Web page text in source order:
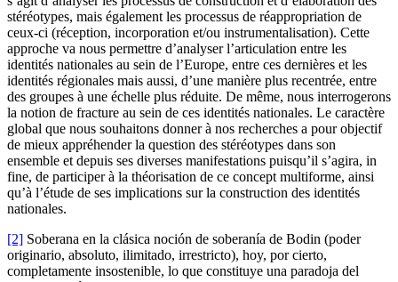
stéréotypes, mais également les processus de réappropriation de
ceux-ci (réception, incorporation et/ou instrumentalisation). Cette
approche va nous permettre d’analyser l’articulation entre les
identités nationales au sein de l’Europe, entre ces dernières et les
identités régionales mais aussi, d’une manière plus recentrée, entre
des groupes à une échelle plus réduite. De même, nous interrogerons
la notion de fracture au sein de ces identités nationales. Le caractère
global que nous souhaitons donner à nos recherches a pour objectif
de mieux appréhender la question des stéréotypes dans son
ensemble et depuis ses diverses manifestations puisqu’il s’agira, in
fine, de participer à la théorisation de ce concept multiforme, ainsi
qu’à l’étude de ses implications sur la construction des identités
nationales.
[2] Soberana en la clásica noción de soberanía de Bodin (poder
originario, absoluto, ilimitado, irrestricto), hoy, por cierto,
completamente insostenible, lo que constituye una paradoja del